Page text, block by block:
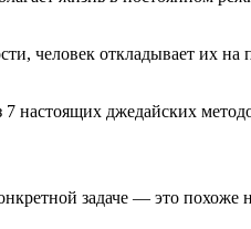
человек откладывает их
джедайских
задаче — это